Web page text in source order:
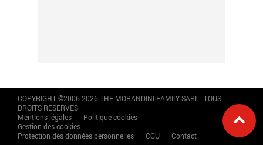
COPYRIGHT ©2006-2026 THE MORANDINI FAMILY SARL - TOUS
DROITS RESERVES
Mentions légales
Politique cookies
Gestion des cookies
Protection des données personnelles
CGU Contact